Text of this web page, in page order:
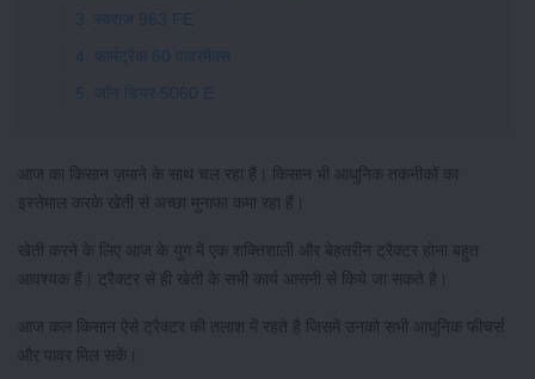
3. स्वराज 963 FE
4. फार्मट्रैक 60 पावरमैक्स
5. जॉन डियर 5060 E
आज का किसान ज़माने के साथ चल रहा हैं। किसान भी आधुनिक तकनीकों का
इस्तेमाल करके खेती से अच्छा मुनाफा कमा रहा हैं।
खेती करने के लिए आज के युग में एक शक्तिशाली और बेहतरीन ट्रैक्टर होना बहुत
आवश्यक हैं। ट्रैक्टर से ही खेती के सभी कार्य आसनी से किये जा सकते है।
आज कल किसान ऐसे ट्रैक्टर की तलाश में रहते है जिसमें उनको सभी आधुनिक फीचर्स
और पावर मिल सकें।